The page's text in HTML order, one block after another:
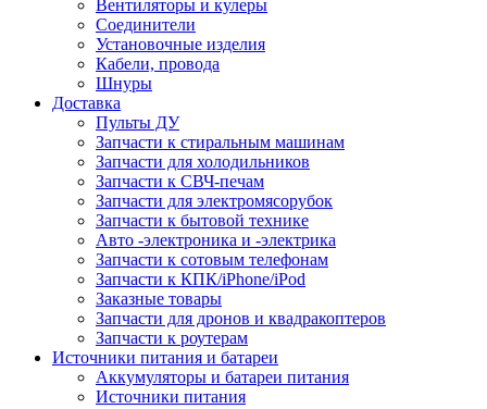
Вентиляторы и кулеры
Соединители
Установочные изделия
Кабели, провода
Шнуры
Доставка
Пульты ДУ
Запчасти к стиральным машинам
Запчасти для холодильников
Запчасти к СВЧ-печам
Запчасти для электромясорубок
Запчасти к бытовой технике
Авто -электроника и -электрика
Запчасти к сотовым телефонам
Запчасти к КПК/iPhone/iPod
Заказные товары
Запчасти для дронов и квадракоптеров
Запчасти к роутерам
Источники питания и батареи
Аккумуляторы и батареи питания
Источники питания